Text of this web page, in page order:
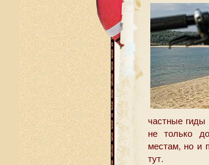
частные
не только
местам, но и
тут.